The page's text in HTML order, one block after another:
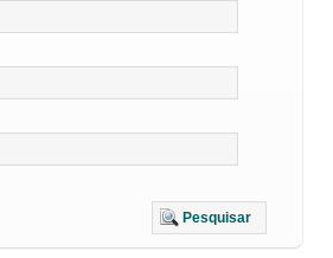
Pesquisar